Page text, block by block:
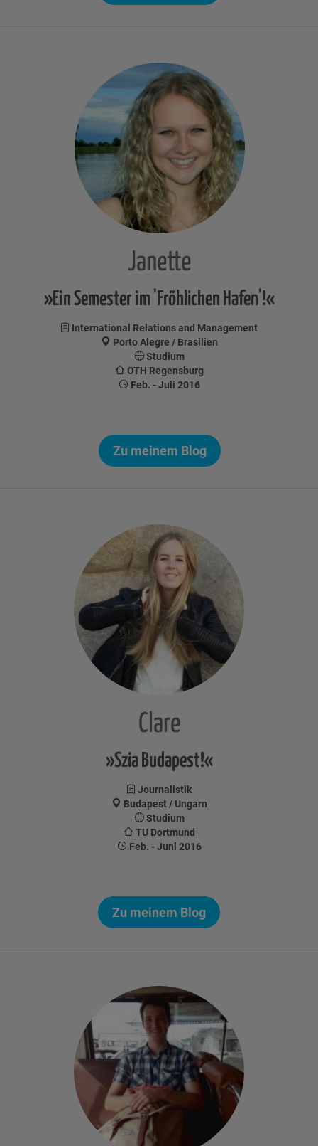
Janette
»Ein Semester im 'Fröhlichen Hafen'!«
International Relations and Management
Porto Alegre / Brasilien
Studium
OTH Regensburg
Feb. - Juli 2016
Zu meinem Blog
Clare
»Szia Budapest!«
Journalistik
Budapest / Ungarn
Studium
TU Dortmund
Feb. - Juni 2016
Zu meinem Blog